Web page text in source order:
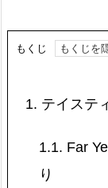
もくじ
1. テイステ
1.1. Far
り